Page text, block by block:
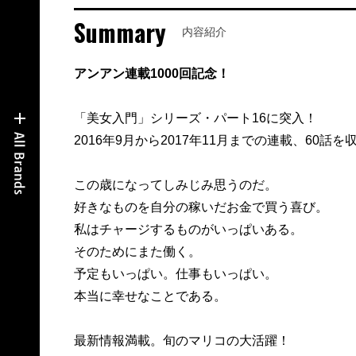
Summary 内容紹介
アンアン連載1000回記念！
「美女入門」シリーズ・パート16に突入！
2016年9月から2017年11月までの連載、60話を
この歳になってしみじみ思うのだ。
好きなものを自分の稼いだお金で買う喜び。
私はチャージするものがいっぱいある。
そのためにまた働く。
予定もいっぱい。仕事もいっぱい。
本当に幸せなことである。
最新情報満載。旬のマリコの大活躍！